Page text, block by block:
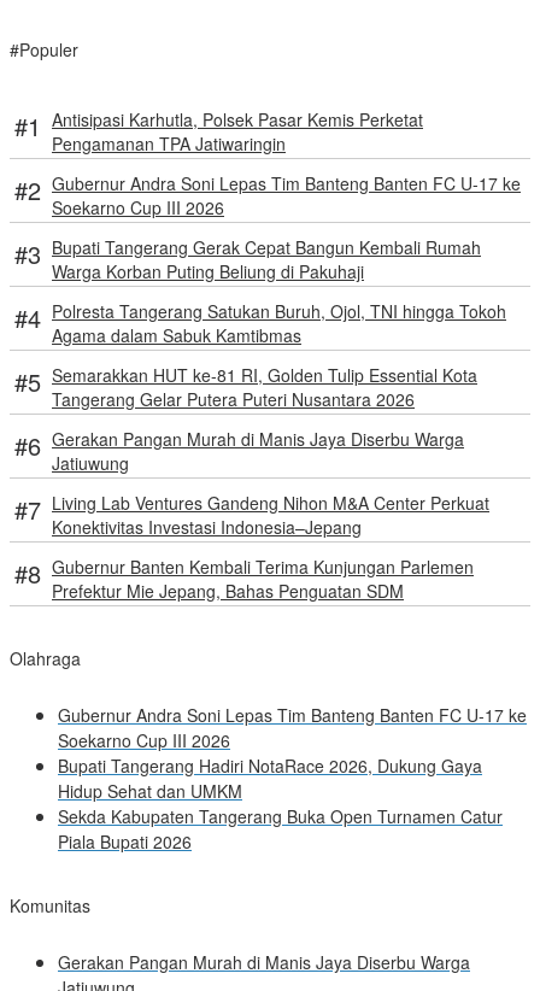
#Populer
Antisipasi Karhutla, Polsek Pasar Kemis Perketat
Pengamanan TPA Jatiwaringin
Gubernur Andra Soni Lepas Tim Banteng Banten FC U-17 ke
Soekarno Cup III 2026
Bupati Tangerang Gerak Cepat Bangun Kembali Rumah
Warga Korban Puting Beliung di Pakuhaji
Polresta Tangerang Satukan Buruh, Ojol, TNI hingga Tokoh
Agama dalam Sabuk Kamtibmas
Semarakkan HUT ke-81 RI, Golden Tulip Essential Kota
Tangerang Gelar Putera Puteri Nusantara 2026
Gerakan Pangan Murah di Manis Jaya Diserbu Warga
Jatiuwung
Living Lab Ventures Gandeng Nihon M&A Center Perkuat
Konektivitas Investasi Indonesia–Jepang
Gubernur Banten Kembali Terima Kunjungan Parlemen
Prefektur Mie Jepang, Bahas Penguatan SDM
Olahraga
Gubernur Andra Soni Lepas Tim Banteng Banten FC U-17 ke
Soekarno Cup III 2026
Bupati Tangerang Hadiri NotaRace 2026, Dukung Gaya
Hidup Sehat dan UMKM
Sekda Kabupaten Tangerang Buka Open Turnamen Catur
Piala Bupati 2026
Komunitas
Gerakan Pangan Murah di Manis Jaya Diserbu Warga